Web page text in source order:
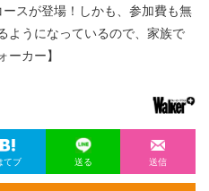
スが登場！しかも、参加費も無
ようになっているので、家族で
カー】
てブ 送る 送信